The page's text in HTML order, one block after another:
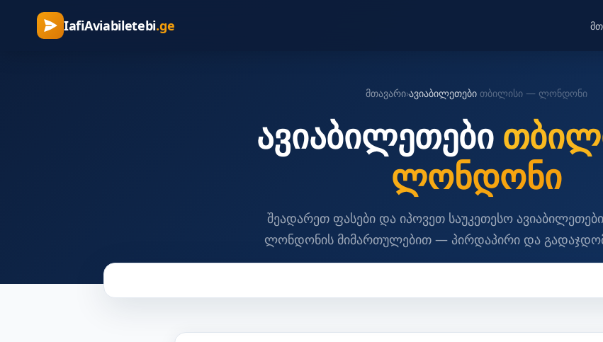
IafiAviabiletebi.ge
მთავარი›ავიაბილეთები თბილისი — ლონდონი
ავიაბილეთები
ლონდონი
შეადარეთ ფასები და იპოვეთ საუკეთესო
ლონდონის მიმართულებით — პირდაპირი და